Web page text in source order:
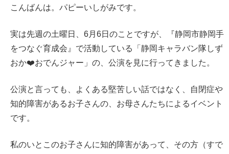
こんばんは。パピーいしがみです。
実は先週の土曜日、6月6日のことですが、『静岡市静岡手
をつなぐ育成会』で活動している「静岡キャラバン隊しず
おか❤️おでんジャー」の、公演を見に行ってきました。
公演と言っても、よくある堅苦しい話ではなく、自閉症や
知的障害があるお子さんの、お母さんたちによるイベント
です。
私のいとこのお子さんに知的障害があって、その方（すで